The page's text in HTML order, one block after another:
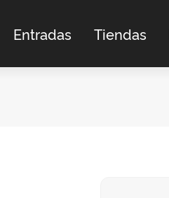
Entradas Tiendas